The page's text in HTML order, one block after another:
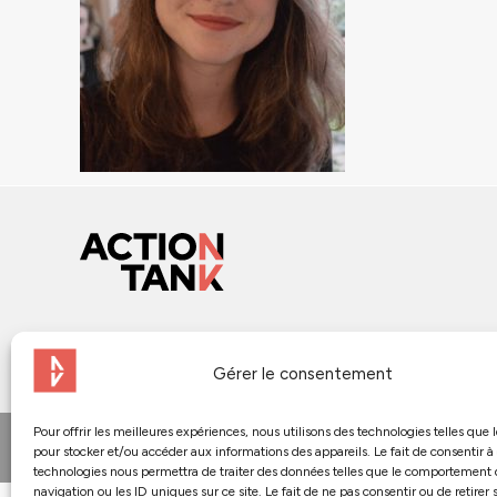
Gérer le consentement
Pour offrir les meilleures expériences, nous utilisons des technologies telles que
pour stocker et/ou accéder aux informations des appareils. Le fait de consentir à
technologies nous permettra de traiter des données telles que le comportement
navigation ou les ID uniques sur ce site. Le fait de ne pas consentir ou de retirer
© 2024 - Action Tank